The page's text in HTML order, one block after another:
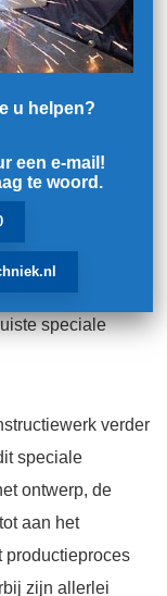
constructiewerk.
vakmanschap
naar het meest
heeft
speciale
verder
speciale
ontwerp, de
aan het
productieproces
zijn allerlei
u helpen?
een e-mail!
te woord.